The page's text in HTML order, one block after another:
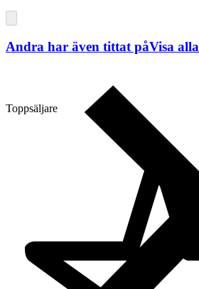
Toppsäljare
Andra har även tittat påVisa alla